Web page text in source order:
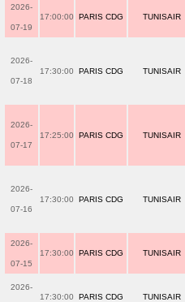
2026-
07-19
17:00:00 PARIS CDG TUNISAIR
2026-
07-18
17:30:00 PARIS CDG TUNISAIR
2026-
07-17
17:25:00 PARIS CDG TUNISAIR
2026-
07-16
17:30:00 PARIS CDG TUNISAIR
2026-
07-15
17:30:00 PARIS CDG TUNISAIR
2026-
17:30:00 PARIS CDG TUNISAIR